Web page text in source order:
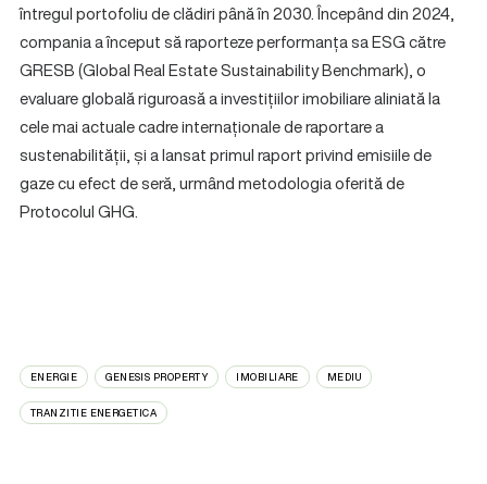
întregul portofoliu de clădiri până în 2030. Începând din 2024,
compania a început să raporteze performanța sa ESG către
GRESB (Global Real Estate Sustainability Benchmark), o
evaluare globală riguroasă a investițiilor imobiliare aliniată la
cele mai actuale cadre internaționale de raportare a
sustenabilității, și a lansat primul raport privind emisiile de
gaze cu efect de seră, urmând metodologia oferită de
Protocolul GHG.
ENERGIE GENESIS PROPERTY IMOBILIARE MEDIU
TRANZITIE ENERGETICA